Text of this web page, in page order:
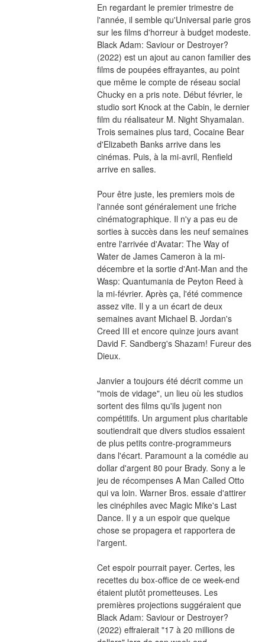
En regardant le premier trimestre de
l'année, il semble qu'Universal parie gros
sur les films d'horreur à budget modeste.
Black Adam: Saviour or Destroyer?
(2022) est un ajout au canon familier des
films de poupées effrayantes, au point
que même le compte de réseau social
Chucky en a pris note. Début février, le
studio sort Knock at the Cabin, le dernier
film du réalisateur M. Night Shyamalan.
Trois semaines plus tard, Cocaine Bear
d'Elizabeth Banks arrive dans les
cinémas. Puis, à la mi-avril, Renfield
arrive en salles.
Pour être juste, les premiers mois de
l'année sont généralement une friche
cinématographique. Il n'y a pas eu de
sorties à succès dans les neuf semaines
entre l'arrivée d'Avatar: The Way of
Water de James Cameron à la mi-
décembre et la sortie d'Ant-Man and the
Wasp: Quantumania de Peyton Reed à
la mi-février. Après ça, l'été commence
assez vite. Il y a un écart de deux
semaines avant Michael B. Jordan's
Creed III et encore quinze jours avant
David F. Sandberg's Shazam! Fureur des
Dieux.
Janvier a toujours été décrit comme un
"mois de vidage", un lieu où les studios
sortent des films qu'ils jugent non
compétitifs. Un argument plus charitable
soutiendrait que divers studios essaient
de plus petits contre-programmeurs
dans l'écart. Paramount a la comédie au
dollar d'argent 80 pour Brady. Sony a le
jeu de récompenses A Man Called Otto
qui va loin. Warner Bros. essaie d'attirer
les cinéphiles avec Magic Mike's Last
Dance. Il y a un espoir que quelque
chose se propagera et rapportera de
l'argent.
Cet espoir pourrait payer. Certes, les
recettes du box-office de ce week-end
étaient plutôt prometteuses. Les
premières projections suggéraient que
Black Adam: Saviour or Destroyer?
(2022) effraierait "17 à 20 millions de